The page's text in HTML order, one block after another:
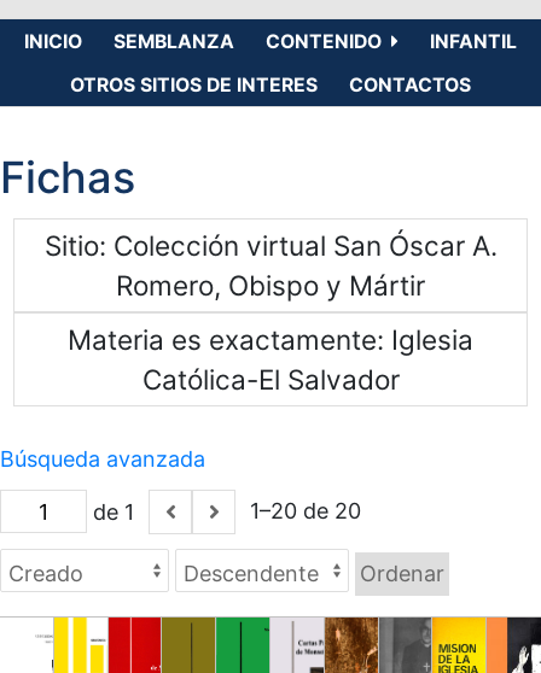
INICIO SEMBLANZA CONTENIDO
INFANTIL
OTROS SITIOS DE INTERES
CONTACTOS
Fichas
Sitio Colección virtual San Óscar A.
Romero, Obispo y Mártir
Materia es exactamente Iglesia
Católica-El Salvador
de 1 1–20 de 20
Búsqueda avanzada
Ordenar